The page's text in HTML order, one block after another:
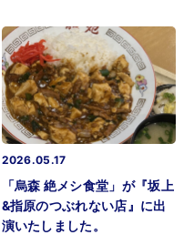
2026.05.17
「烏森 絶メシ食堂」が『坂上
&指原のつぶれない店』に出
演いたしました。